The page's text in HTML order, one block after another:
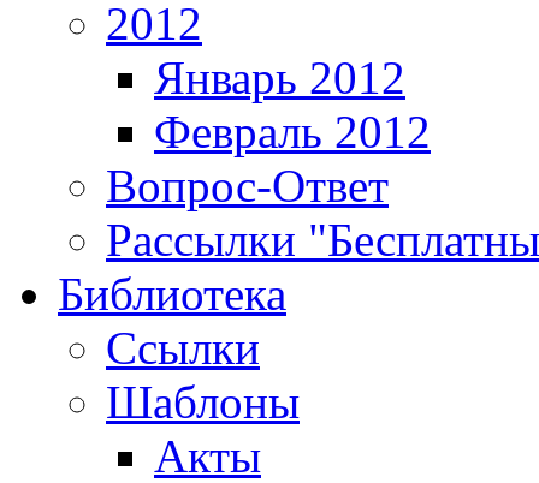
2012
Январь 2012
Февраль 2012
Вопрос-Ответ
Рассылки
Библиотека
Ссылки
Шаблоны
Акты